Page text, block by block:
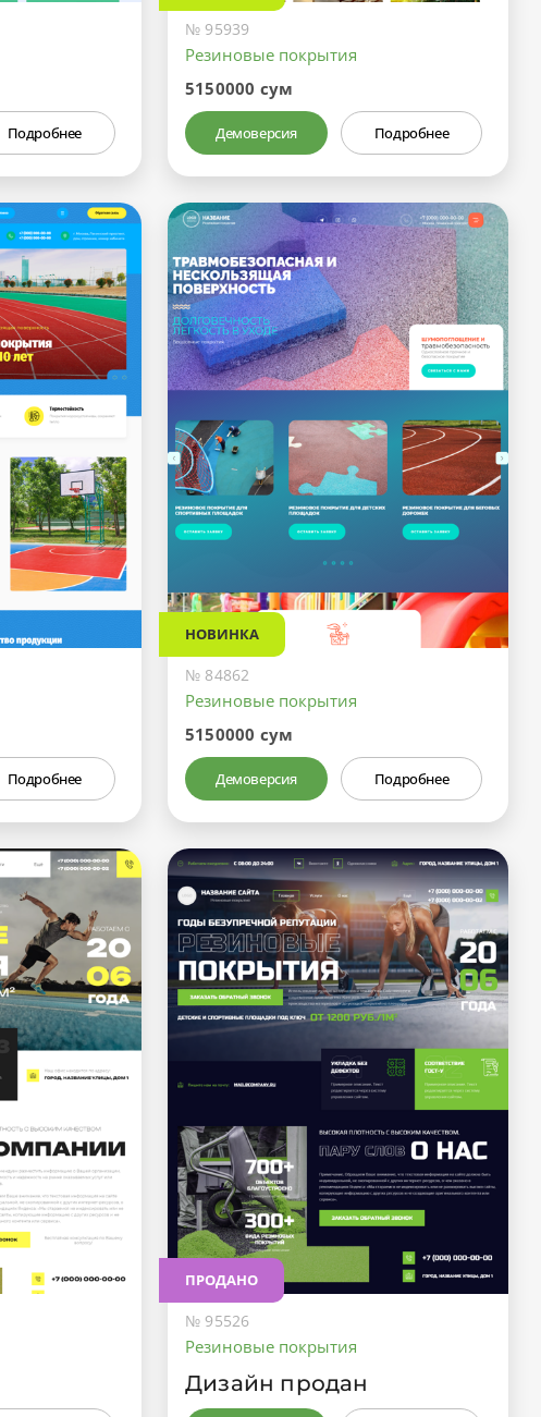
Подробнее
№ 95939
Резиновые покрытия
5150000 сум
Демоверсия Подробнее
Подробнее
НОВИНКА
№ 84862
Резиновые покрытия
5150000 сум
Демоверсия Подробнее
ПРОДАНО
№ 95526
Резиновые покрытия
Дизайн продан